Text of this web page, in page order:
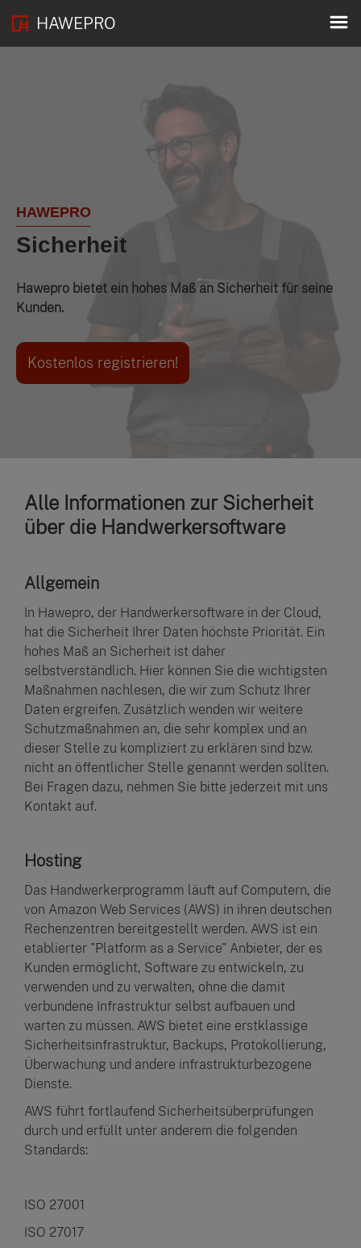
HAWEPRO
HAWEPRO
Sicherheit
Hawepro bietet ein hohes Maß an Sicherheit für seine
Kunden.
Kostenlos registrieren!
Alle Informationen zur Sicherheit
über die Handwerkersoftware
Allgemein
In Hawepro, der Handwerkersoftware in der Cloud,
hat die Sicherheit Ihrer Daten höchste Priorität. Ein
hohes Maß an Sicherheit ist daher
selbstverständlich. Hier können Sie die wichtigsten
Maßnahmen nachlesen, die wir zum Schutz Ihrer
Daten ergreifen. Zusätzlich wenden wir weitere
Schutzmaßnahmen an, die sehr komplex und an
dieser Stelle zu kompliziert zu erklären sind bzw.
nicht an öffentlicher Stelle genannt werden sollten.
Bei Fragen dazu, nehmen Sie bitte jederzeit mit uns
Kontakt auf.
Hosting
Das Handwerkerprogramm läuft auf Computern, die
von Amazon Web Services (AWS) in ihren deutschen
Rechenzentren bereitgestellt werden. AWS ist ein
etablierter "Platform as a Service" Anbieter, der es
Kunden ermöglicht, Software zu entwickeln, zu
verwenden und zu verwalten, ohne die damit
verbundene Infrastruktur selbst aufbauen und
warten zu müssen. AWS bietet eine erstklassige
Sicherheitsinfrastruktur, Backups, Protokollierung,
Überwachung und andere infrastrukturbezogene
Dienste.
AWS führt fortlaufend Sicherheitsüberprüfungen
durch und erfüllt unter anderem die folgenden
Standards:
ISO 27001
ISO 27017